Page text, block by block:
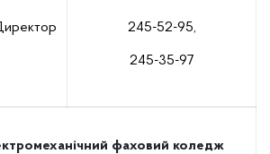
245-52-95,
245-35-97
фаховий коледж